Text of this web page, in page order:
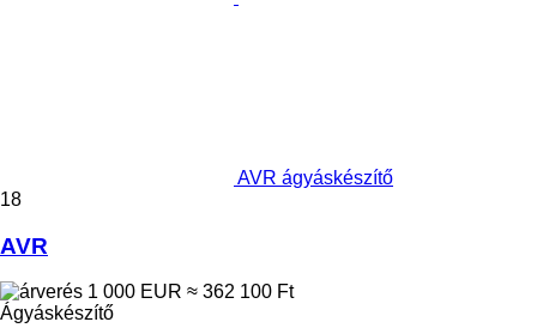
AVR ágyáskészítő
18
AVR
1 000 EUR ≈ 362 100 Ft
Ágyáskészítő